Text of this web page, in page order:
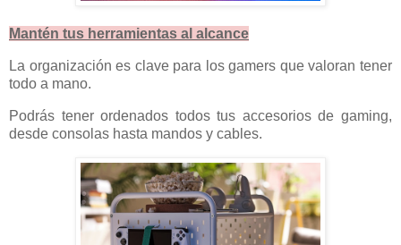
Mantén tus herramientas al alcance
La organización es clave para los gamers que valoran tener
todo a mano.
Podrás tener ordenados todos tus accesorios de gaming,
desde consolas hasta mandos y cables.